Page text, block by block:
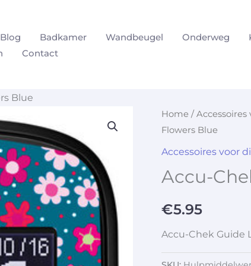
Blog Badkamer Wandbeugel Onderweg
Contact
Blue
Home /
Flowers Blue
Accessoires voor
Accu-
€5.95
Accu-Chek Guide